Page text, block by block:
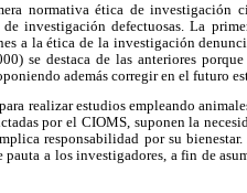
normativa ética de investigación
investigación defectuosas. La
a la ética de la investigación
se destaca de las anteriores
además corregir en el futuro
realizar estudios empleando
por el CIOMS, suponen la
responsabilidad por su
pauta a los investigadores, a fin de